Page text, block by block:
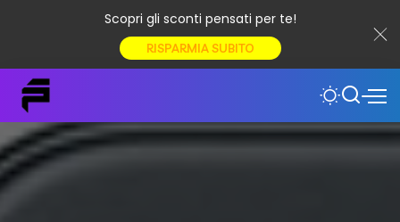
Scopri gli sconti pensati per te!
RISPARMIA SUBITO